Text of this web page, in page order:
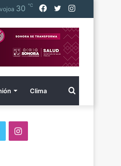
Instagram
Twitter
Facebook
30 ℃
Clima Buscar
TwitterInstagram